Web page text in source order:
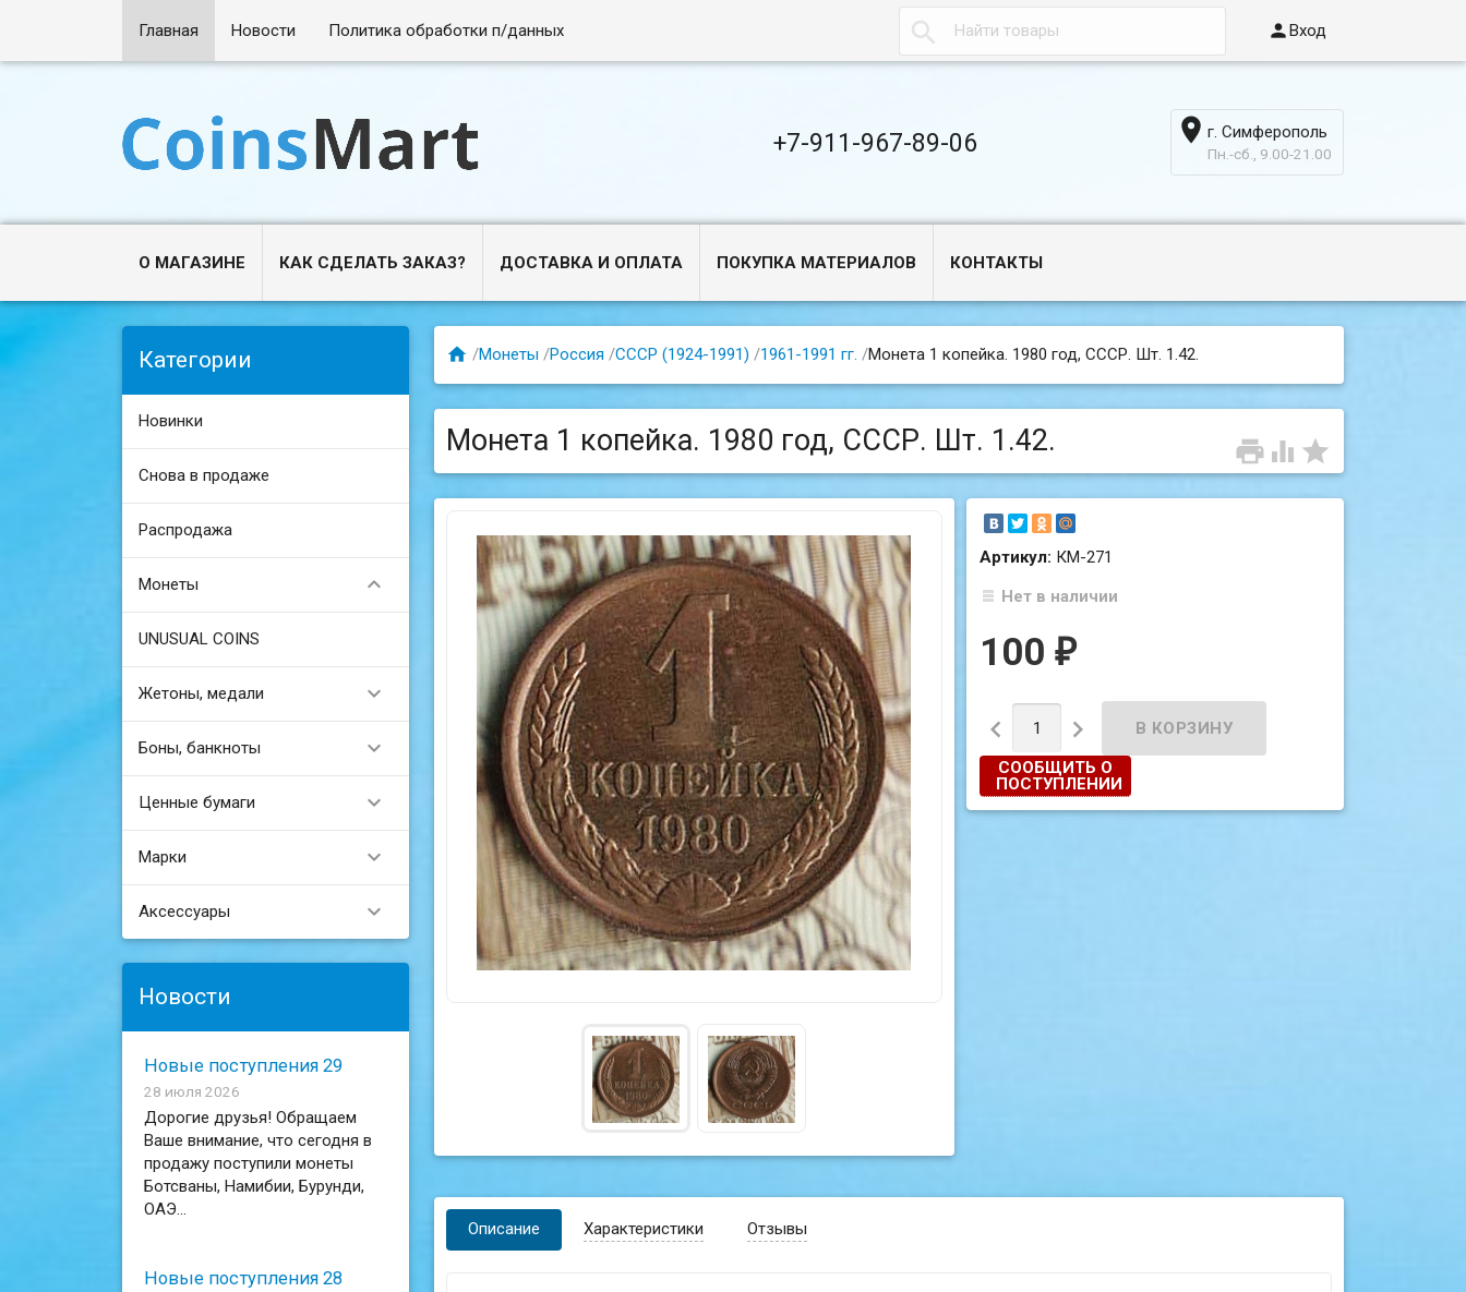
Главная Новости Политика обработки п/данных  Вход
+7-911-967-89-06  г. Симферополь
Пн.-сб., 9.00-21.00
О МАГАЗИНЕ КАК СДЕЛАТЬ ЗАКАЗ? ДОСТАВКА И ОПЛАТА ПОКУПКА МАТЕРИАЛОВ КОНТАКТЫ
Категории
Новинки
Снова в продаже
Распродажа
Монеты 
UNUSUAL COINS
Жетоны, медали 
Боны, банкноты 
Ценные бумаги 
Марки 
Аксессуары 
Новости
Новые поступления 29
28 июля 2026
Дорогие друзья! Обращаем
Ваше внимание, что сегодня в
продажу поступили монеты
Ботсваны, Намибии, Бурунди,
ОАЭ...
Новые поступления 28
 /Монеты /Россия /СССР (1924-1991) /1961-1991 гг. /Монета 1 копейка. 1980 год, СССР. Шт. 1.42.
  
Монета 1 копейка. 1980 год, СССР. Шт. 1.42.
Артикул: КМ-271
Нет в наличии
100₽
 
СООБЩИТЬ О
ПОСТУПЛЕНИИ
Описание Характеристики Отзывы